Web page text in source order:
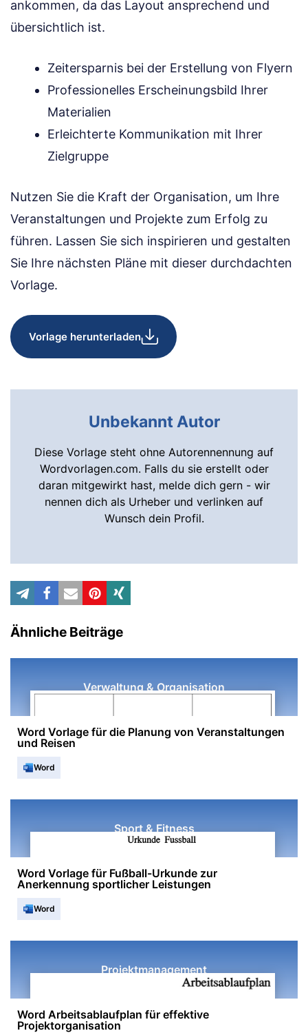
ankommen, da das Layout ansprechend und
übersichtlich ist.
Zeitersparnis bei der Erstellung von Flyern
Professionelles Erscheinungsbild Ihrer
Materialien
Erleichterte Kommunikation mit Ihrer
Zielgruppe
Nutzen Sie die Kraft der Organisation, um Ihre
Veranstaltungen und Projekte zum Erfolg zu
führen. Lassen Sie sich inspirieren und gestalten
Sie Ihre nächsten Pläne mit dieser durchdachten
Vorlage.
Vorlage herunterladen
Unbekannt Autor
Diese Vorlage steht ohne Autorennennung auf
Wordvorlagen.com. Falls du sie erstellt oder
daran mitgewirkt hast, melde dich gern - wir
nennen dich als Urheber und verlinken auf
Wunsch dein Profil.
Ähnliche Beiträge
Verwaltung & Organisation
Word Vorlage für die Planung von Veranstaltungen
und Reisen
Word
Sport & Fitness
Word Vorlage für Fußball-Urkunde zur
Anerkennung sportlicher Leistungen
Word
Projektmanagement
Word Arbeitsablaufplan für effektive
Projektorganisation